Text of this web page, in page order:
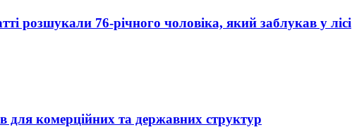
розшукали 76-річного чоловіка, який заблукав у лісі
для комерційних та державних структур